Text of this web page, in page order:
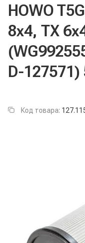
HOWO
8х4, TX
D-127571)
Код товара: